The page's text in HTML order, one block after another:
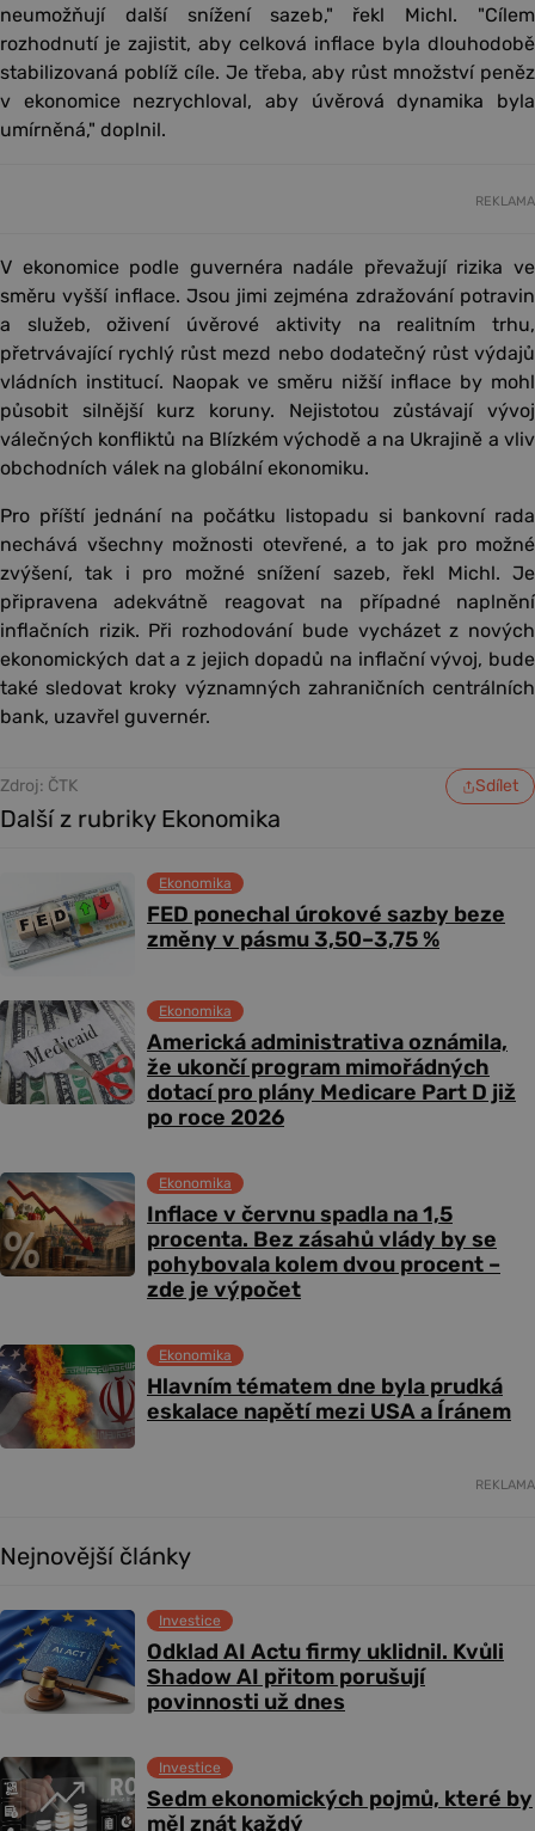
neumožňují další snížení sazeb," řekl Michl. "Cílem
rozhodnutí je zajistit, aby celková inflace byla dlouhodobě
stabilizovaná poblíž cíle. Je třeba, aby růst množství peněz
v ekonomice nezrychloval, aby úvěrová dynamika byla
umírněná," doplnil.
REKLAMA
V ekonomice podle guvernéra nadále převažují rizika ve
směru vyšší inflace. Jsou jimi zejména zdražování potravin
a služeb, oživení úvěrové aktivity na realitním trhu,
přetrvávající rychlý růst mezd nebo dodatečný růst výdajů
vládních institucí. Naopak ve směru nižší inflace by mohl
působit silnější kurz koruny. Nejistotou zůstávají vývoj
válečných konfliktů na Blízkém východě a na Ukrajině a vliv
obchodních válek na globální ekonomiku.
Pro příští jednání na počátku listopadu si bankovní rada
nechává všechny možnosti otevřené, a to jak pro možné
zvýšení, tak i pro možné snížení sazeb, řekl Michl. Je
připravena adekvátně reagovat na případné naplnění
inflačních rizik. Při rozhodování bude vycházet z nových
ekonomických dat a z jejich dopadů na inflační vývoj, bude
také sledovat kroky významných zahraničních centrálních
bank, uzavřel guvernér.
Zdroj: ČTK Sdílet
Další z rubriky Ekonomika
FED ponechal úrokové sazby beze
změny v pásmu 3,50–3,75 %
Ekonomika
Americká administrativa oznámila,
že ukončí program mimořádných
dotací pro plány Medicare Part D již
po roce 2026
Ekonomika
Inflace v červnu spadla na 1,5
procenta. Bez zásahů vlády by se
pohybovala kolem dvou procent –
zde je výpočet
Ekonomika
Hlavním tématem dne byla prudká
eskalace napětí mezi USA a Íránem
Ekonomika
REKLAMA
Nejnovější články
Odklad AI Actu firmy uklidnil. Kvůli
Shadow AI přitom porušují
povinnosti už dnes
Investice
Sedm ekonomických pojmů, které by
měl znát každý
Investice